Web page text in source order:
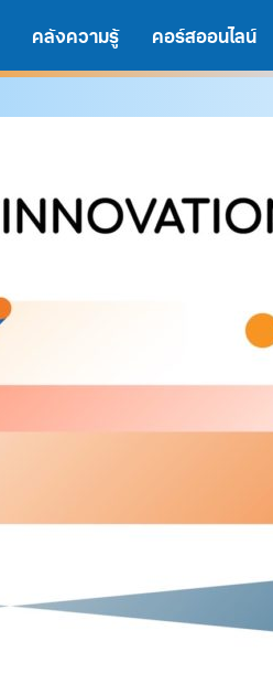
คลังความรู้ คอร์สออนไลน์